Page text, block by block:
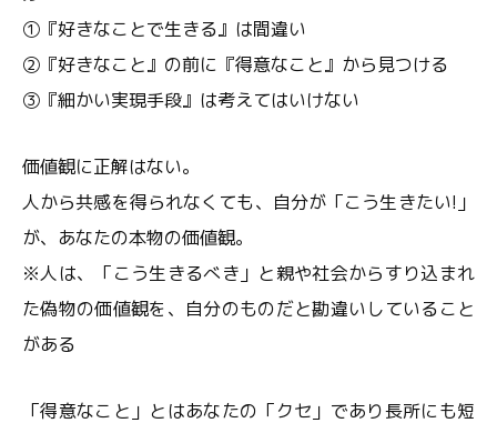
①『好きなことで生きる』は間違い
②『好きなこと』の前に『得意なこと』から見つける
③『細かい実現手段』は考えてはいけない
価値観に正解はない。
人から共感を得られなくても、自分が「こう生きたい!」
が、あなたの本物の価値観。
※人は、「こう生きるべき」と親や社会からすり込まれ
た偽物の価値観を、自分のものだと勘違いしていること
がある
「得意なこと」とはあなたの「クセ」であり長所にも短